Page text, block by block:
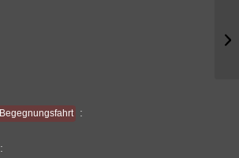
Begegnungsfahrt :
: